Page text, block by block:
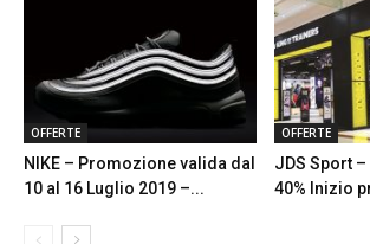
OFFERTE
NIKE – Promozione valida dal
10 al 16 Luglio 2019 –...
OFFERTE
JDS Sport –
40% Inizio